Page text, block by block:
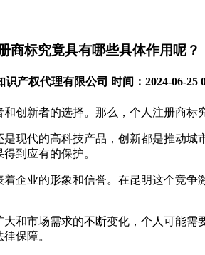
商标究竟具有哪些具体作用呢？
产权代理有限公司 时间：2024-06-25
创新者的选择。那么，个人注册商标
现代的高科技产品，创新都是推动
到应有的保护。
企业的形象和信誉。在昆明这个竞
和市场需求的不断变化，个人可能
保障。